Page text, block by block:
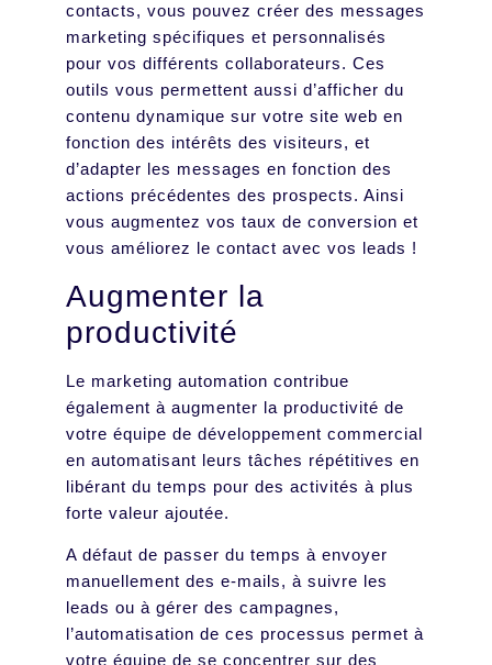
contacts, vous pouvez créer des messages
marketing spécifiques et personnalisés
pour vos différents collaborateurs. Ces
outils vous permettent aussi d’afficher du
contenu dynamique sur votre site web en
fonction des intérêts des visiteurs, et
d’adapter les messages en fonction des
actions précédentes des prospects. Ainsi
vous augmentez vos taux de conversion et
vous améliorez le contact avec vos leads !
Augmenter la
productivité
Le marketing automation contribue
également à augmenter la productivité de
votre équipe de développement commercial
en automatisant leurs tâches répétitives en
libérant du temps pour des activités à plus
forte valeur ajoutée.
A défaut de passer du temps à envoyer
manuellement des e-mails, à suivre les
leads ou à gérer des campagnes,
l’automatisation de ces processus permet à
votre équipe de se concentrer sur des